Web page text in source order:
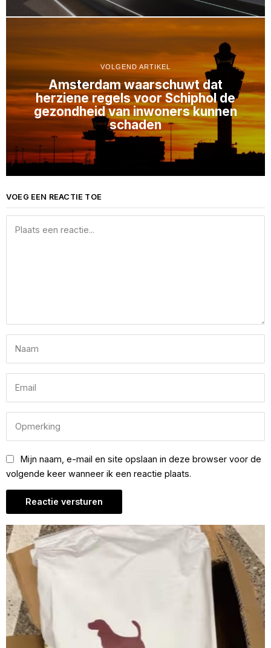
VOLGEND ARTIKEL
Amsterdam waarschuwt dat
herziene regels voor Schiphol de
gezondheid van inwoners kunnen
schaden
VOEG EEN REACTIE TOE
Mijn naam, e-mail en site opslaan in deze browser voor de
volgende keer wanneer ik een reactie plaats.